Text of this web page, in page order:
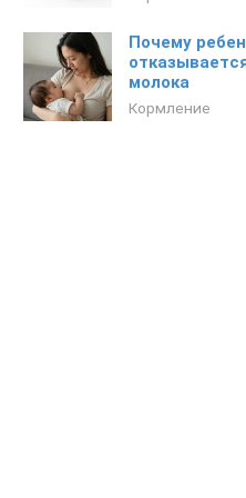
Почему
молока
Кормление